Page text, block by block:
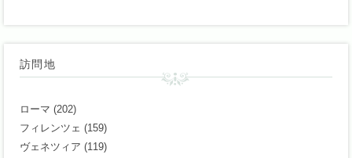
訪問地
ローマ (202)
フィレンツェ (159)
ヴェネツィア (119)